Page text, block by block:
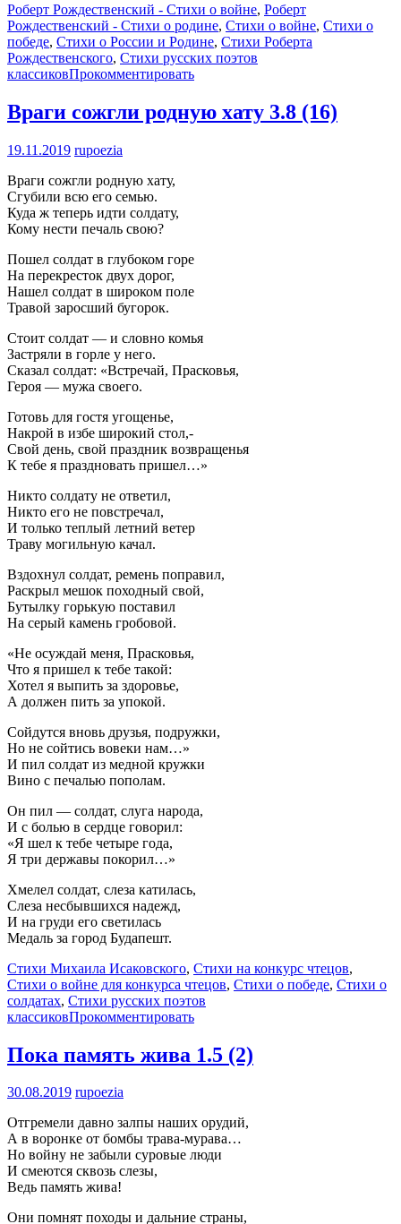
Роберт Рождественский - Стихи о войне, Роберт
Рождественский - Стихи о родине, Стихи о войне, Стихи о
победе, Стихи о России и Родине, Стихи Роберта
Рождественского, Стихи русских поэтов
классиковПрокомментировать
Враги сожгли родную хату 3.8 (16)
19.11.2019 rupoezia
Враги сожгли родную хату,
Сгубили всю его семью.
Куда ж теперь идти солдату,
Кому нести печаль свою?
Пошел солдат в глубоком горе
На перекресток двух дорог,
Нашел солдат в широком поле
Травой заросший бугорок.
Стоит солдат — и словно комья
Застряли в горле у него.
Сказал солдат: «Встречай, Прасковья,
Героя — мужа своего.
Готовь для гостя угощенье,
Накрой в избе широкий стол,-
Свой день, свой праздник возвращенья
К тебе я праздновать пришел…»
Никто солдату не ответил,
Никто его не повстречал,
И только теплый летний ветер
Траву могильную качал.
Вздохнул солдат, ремень поправил,
Раскрыл мешок походный свой,
Бутылку горькую поставил
На серый камень гробовой.
«Не осуждай меня, Прасковья,
Что я пришел к тебе такой:
Хотел я выпить за здоровье,
А должен пить за упокой.
Сойдутся вновь друзья, подружки,
Но не сойтись вовеки нам…»
И пил солдат из медной кружки
Вино с печалью пополам.
Он пил — солдат, слуга народа,
И с болью в сердце говорил:
«Я шел к тебе четыре года,
Я три державы покорил…»
Хмелел солдат, слеза катилась,
Слеза несбывшихся надежд,
И на груди его светилась
Медаль за город Будапешт.
Стихи Михаила Исаковского, Стихи на конкурс чтецов,
Стихи о войне для конкурса чтецов, Стихи о победе, Стихи о
солдатах, Стихи русских поэтов
классиковПрокомментировать
Пока память жива 1.5 (2)
30.08.2019 rupoezia
Отгремели давно залпы наших орудий,
А в воронке от бомбы трава-мурава…
Но войну не забыли суровые люди
И смеются сквозь слезы,
Ведь память жива!
Они помнят походы и дальние страны,